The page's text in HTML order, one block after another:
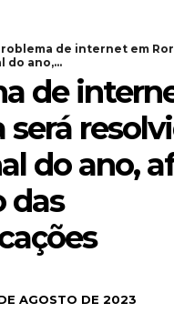
de internet em
do ano,...
de
será
do ano,
das
AGOSTO DE 2023